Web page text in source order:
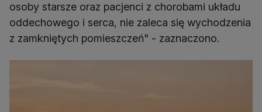
osoby starsze oraz pacjenci z chorobami układu
oddechowego i serca, nie zaleca się wychodzenia
z zamkniętych pomieszczeń" - zaznaczono.